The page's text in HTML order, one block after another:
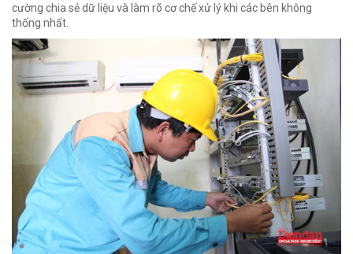
cường chia sẻ dữ liệu và làm rõ cơ chế xử lý khi các bên không
thống nhất.